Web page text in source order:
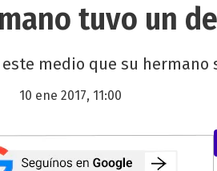
tuvo un
medio que su
10 ene 2017, 11:00